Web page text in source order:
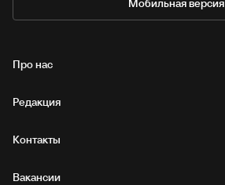
Мобильная версия
Про нас
Редакция
Контакты
Вакансии